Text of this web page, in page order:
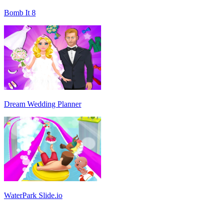
Bomb It 8
Dream Wedding Planner
WaterPark Slide.io